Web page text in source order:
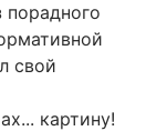
порадного
свой
картину!